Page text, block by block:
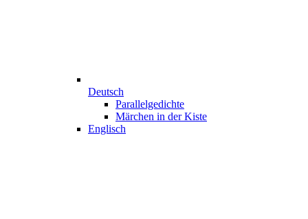
Deutsch
Parallelgedichte
Märchen in der Kiste
Englisch